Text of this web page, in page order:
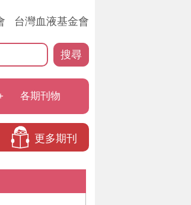
台灣血液基金會
搜尋
各期刊物
更多期刊